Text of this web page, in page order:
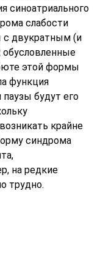
синоатриального
слабости
с двукратным (и
обусловленные
этой формы
функция
будут его
крайне
синдрома
на редкие
трудно.